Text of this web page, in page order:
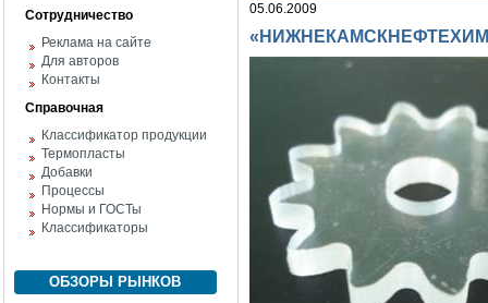
Сотрудничество
Реклама на сайте
Для авторов
Контакты
Справочная
Классификатор продукции
Термопласты
Добавки
Процессы
Нормы и ГОСТы
Классификаторы
ОБЗОРЫ РЫНКОВ
05.06.2009